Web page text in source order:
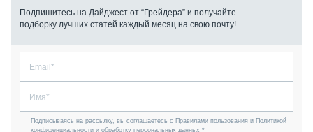
Подпишитесь на Дайджест от “Грейдера” и получайте
подборку лучших статей каждый месяц на свою почту!
Подписываясь на рассылку, вы соглашаетесь с Правилами пользования и Политикой
конфиденциальности и обработку персональных данных *